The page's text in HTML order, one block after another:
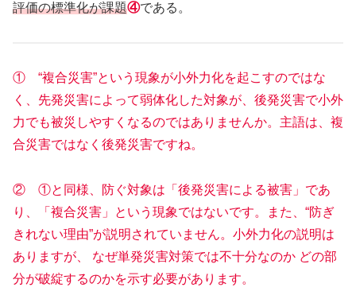
評価の標準化が課題④である。
① “複合災害”という現象が小外力化を起こすのではな
く、先発災害によって弱体化した対象が、後発災害で小外
力でも被災しやすくなるのではありませんか。主語は、複
合災害ではなく後発災害ですね。
② ①と同様、防ぐ対象は「後発災害による被害」であ
り、「複合災害」という現象ではないです。また、“防ぎ
きれない理由”が説明されていません。小外力化の説明は
ありますが、 なぜ単発災害対策では不十分なのか どの部
分が破綻するのかを示す必要があります。